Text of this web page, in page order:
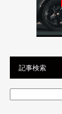
記事検索
検
索: